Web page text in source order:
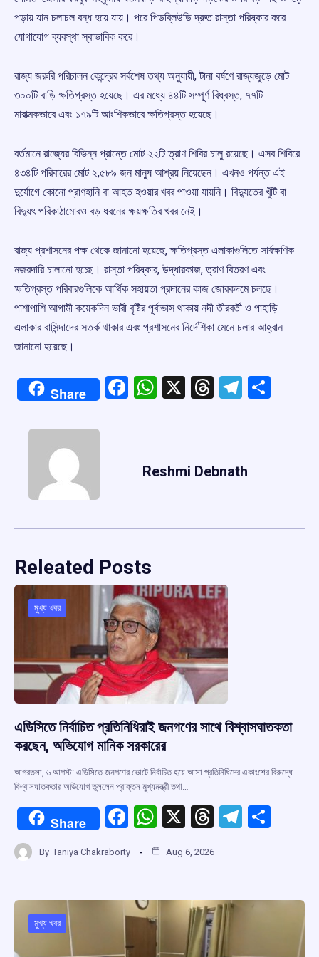
পড়ায় যান চলাচল বন্ধ হয়ে যায়। পরে পিডব্লিউডি দ্রুত রাস্তা পরিষ্কার করে
যোগাযোগ ব্যবস্থা স্বাভাবিক করে।
রাজ্য জরুরি পরিচালন কেন্দ্রের সর্বশেষ তথ্য অনুযায়ী, টানা বর্ষণে রাজ্যজুড়ে মোট
৩০০টি বাড়ি ক্ষতিগ্রস্ত হয়েছে। এর মধ্যে ৪৪টি সম্পূর্ণ বিধ্বস্ত, ৭৭টি
মারাত্মকভাবে এবং ১৭৯টি আংশিকভাবে ক্ষতিগ্রস্ত হয়েছে।
বর্তমানে রাজ্যের বিভিন্ন প্রান্তে মোট ২২টি ত্রাণ শিবির চালু রয়েছে। এসব শিবিরে
৪৩৪টি পরিবারের মোট ২,৫৮৯ জন মানুষ আশ্রয় নিয়েছেন। এখনও পর্যন্ত এই
দুর্যোগে কোনো প্রাণহানি বা আহত হওয়ার খবর পাওয়া যায়নি। বিদ্যুতের খুঁটি বা
বিদ্যুৎ পরিকাঠামোরও বড় ধরনের ক্ষয়ক্ষতির খবর নেই।
রাজ্য প্রশাসনের পক্ষ থেকে জানানো হয়েছে, ক্ষতিগ্রস্ত এলাকাগুলিতে সার্বক্ষণিক
নজরদারি চালানো হচ্ছে। রাস্তা পরিষ্কার, উদ্ধারকাজ, ত্রাণ বিতরণ এবং
ক্ষতিগ্রস্ত পরিবারগুলিকে আর্থিক সহায়তা প্রদানের কাজ জোরকদমে চলছে।
পাশাপাশি আগামী কয়েকদিন ভারী বৃষ্টির পূর্বাভাস থাকায় নদী তীরবর্তী ও পাহাড়ি
এলাকার বাসিন্দাদের সতর্ক থাকার এবং প্রশাসনের নির্দেশিকা মেনে চলার আহ্বান
জানানো হয়েছে।
Share Facebook
WhatsApp
X Threads
Reshmi Debnath
Releated Posts
মুখ্য খবর
এডিসিতে নির্বাচিত প্রতিনিধিরাই জনগণের সাথে বিশ্বাসঘাতকতা
করছেন, অভিযোগ মানিক সরকারের
আগরতলা, ৬ আগস্ট: এডিসিতে জনগণের ভোটে নির্বাচিত হয়ে আসা প্রতিনিধিদের একাংশের বিরুদ্ধে
বিশ্বাসঘাতকতার অভিযোগ তুললেন প্রাক্তন মুখ্যমন্ত্রী তথা…
Share
F
ce
o
W
h
at
A
p
X
T
e
d
s
T
a
By Taniya Chakraborty Aug 6, 2026
মুখ্য খবর